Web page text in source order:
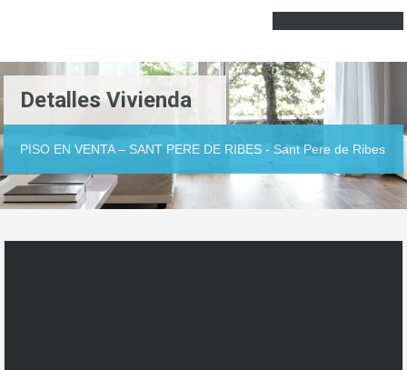
Detalles Vivienda
PISO EN VENTA – SANT PERE DE RIBES - Sant Pere de Ribes